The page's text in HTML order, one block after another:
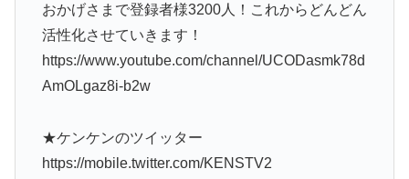
おかげさまで登録者様3200人！これからどんどん
活性化させていきます！
https://www.youtube.com/channel/UCODasmk78d
AmOLgaz8i-b2w
★ケンケンのツイッター
https://mobile.twitter.com/KENSTV2